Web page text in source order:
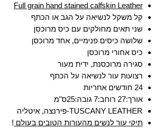
Full grain hand stained calfskin Leather
קל משקל לנשיאה על הגב או הכתף
שני תאים מחולקים עם כיס מרוכסן
שלושה כיסים פנימיים, אחד מרוכסן
כיס אחורי מרוכסן
סגירה מרוכסנת, ידית מעור
רצועות עור לנשיאה על הכתף
24 חודשים אחריות
אורך:27 רוחב:7 גובה:25ס"מ
TUSCANY LEATHER-פירנצה, איטליה
תיקי עור לנשים מהעורות הטובים בעולם !